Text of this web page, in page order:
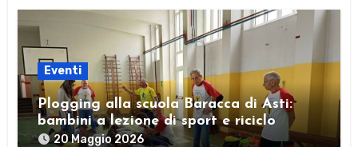
Eventi
Plogging alla scuola Baracca di Asti:
bambini a lezione di sport e riciclo
20 Maggio 2026